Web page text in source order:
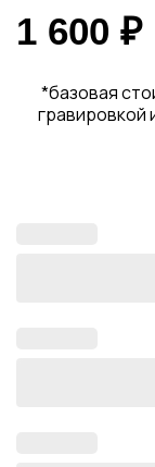
1 600 ₽
*базовая
гравировкой